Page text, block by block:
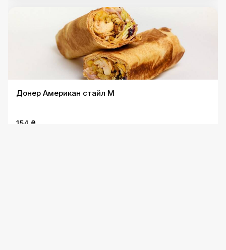
Донер Американ стайл М
154 ₴